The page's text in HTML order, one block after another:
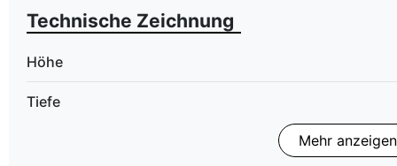
Technische Zeichnung
Höhe
Tiefe
Mehr anzeigen